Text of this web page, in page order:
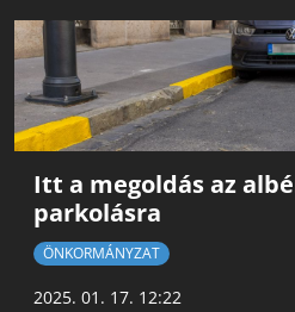
Itt a megoldás az
parkolásra
ÖNKORMÁNYZAT
2025. 01. 17. 12:22